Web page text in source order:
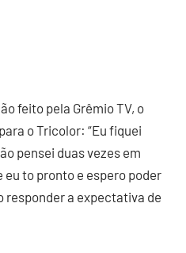
feito pela Grêmio TV, o
o Tricolor: “Eu fiquei
pensei duas vezes em
to pronto e espero poder
responder a expectativa de